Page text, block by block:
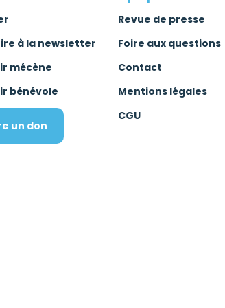
à la newsletter
mécène
bénévole
un don
Revue de presse
Foire aux questions
Contact
Mentions légales
CGU